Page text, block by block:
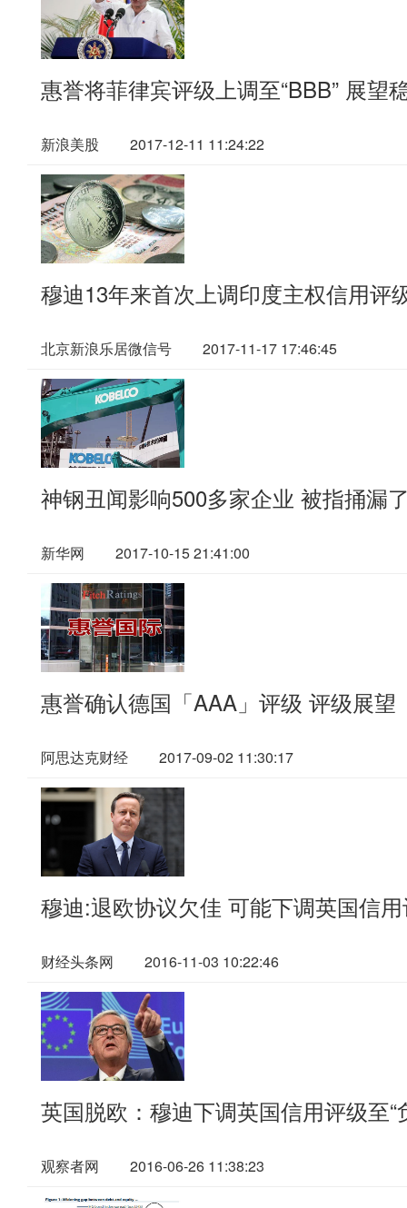
惠誉将菲律宾评级上调至“BBB” 展望
新浪美股 2017-12-11 11:24:22
穆迪13年来首次上调印度主权信用评
北京新浪乐居微信号 2017-11-17 17:46:45
神钢丑闻影响500多家企业 被指捅漏
新华网 2017-10-15 21:41:00
惠誉确认德国「AAA」评级 评级展望
阿思达克财经 2017-09-02 11:30:17
穆迪:退欧协议欠佳 可能下调英国信
财经头条网 2016-11-03 10:22:46
英国脱欧：穆迪下调英国信用评级至“
观察者网 2016-06-26 11:38:23